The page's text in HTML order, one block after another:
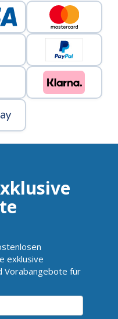
exklusive
Vorabangebote für